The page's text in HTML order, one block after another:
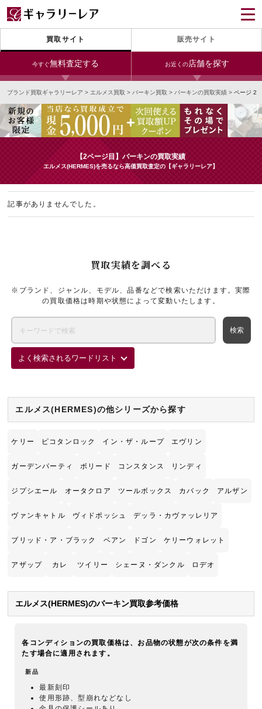
買取サイト 販売サイト
今すぐ無料査定する お近くの店舗を探す
今すぐLINE査定
24時間受付（対応時間10:00～19:00）
宅配買取を申し込む
無料の宅配キットをお届けします
今すぐ電話査定
受付時間 10:00～19:00
銀座本店 青山表参道店 新宿東口店
小田急新宿店
心斎橋本店 東心斎橋店 梅田店
なんば店 神戸元町(三宮)店 LAB大阪
宅配買取を申し込む
ブランド買取ギャラリーレア > エルメス買取 > バーキン買取 > バーキンの買取実績 > ページ 2
【2ページ目】バーキンの買取実績
エルメス(HERMES)を売るなら高価買取査定の【ギャラリーレア】
買取実績を調べる
※ブランド、ジャンル、モデル、品番などで検索いただけます。実際
の買取価格は時期や状態によって変動いたします。
よく検索されるワードリスト
エルメス(HERMES)の他シリーズから探す
ケリー ピコタンロック イン・ザ・ループ エヴリン
ガーデンパーティ ボリード コンスタンス リンディ
ジプシエール オータクロア ツールボックス カバック アルザン
ヴァンキャトル ヴィドポッシュ デッラ・カヴァッレリア
ブリッド・ア・ブラック ベアン ドゴン ケリーウォレット
アザップ カレ ツイリー シェーヌ・ダンクル ロデオ
エルメス(HERMES)のバーキン買取参考価格
各コンディションの買取価格は、お品物の状態が次の条件を満
たす場合に適用されます。
新品
最新刻印
使用形跡、型崩れなどなし
記事がありませんでした。